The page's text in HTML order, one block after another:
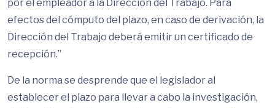
por el empleador a la Dirección del Trabajo. Para
efectos del cómputo del plazo, en caso de derivación, la
Dirección del Trabajo deberá emitir un certificado de
recepción.”
De la norma se desprende que el legislador al
establecer el plazo para llevar a cabo la investigación,